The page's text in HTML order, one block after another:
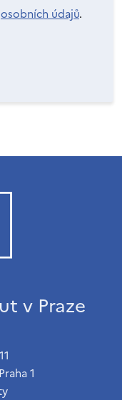
osobních údajů.
v Praze
1